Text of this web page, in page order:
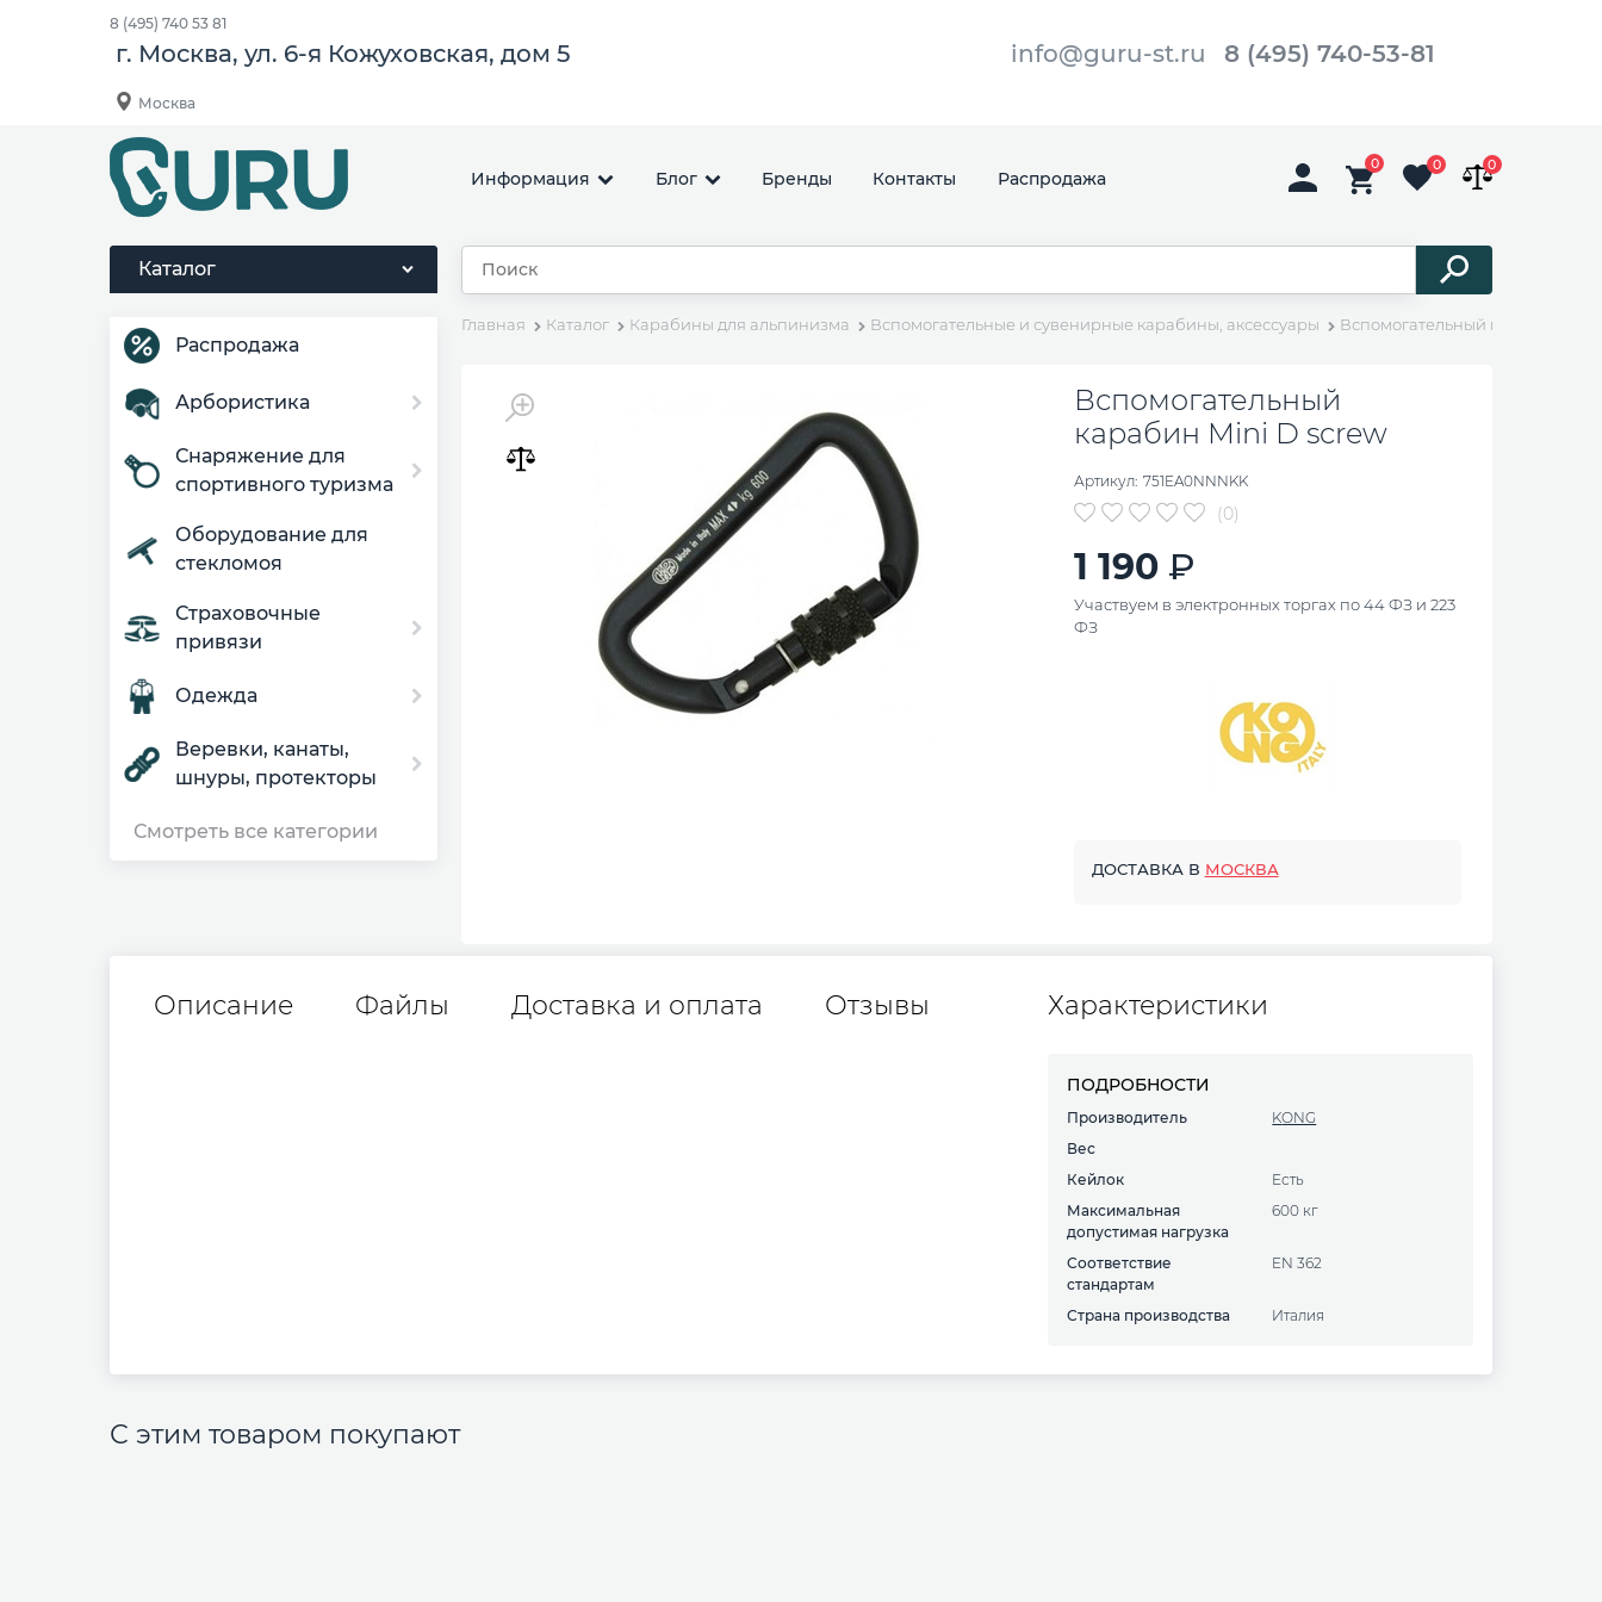
8 (495) 740 53 81
г. Москва, ул. 6-я Кожуховская, дом 5 info@guru-st.ru 8 (495) 740-53-81
Москва
Информация Блог Бренды Контакты Распродажа
0 0 0
Каталог
Распродажа
Арбористика
Снаряжение для
спортивного туризма
Оборудование для
стекломоя
Страховочные
привязи
Одежда
Веревки, канаты,
шнуры, протекторы
Смотреть все категории
Главная Каталог Карабины для альпинизма Вспомогательные и сувенирные карабины, аксессуары Вспомогательный карабин Mini
Вспомогательный
карабин Mini D screw
Артикул: 751EA0NNNKK
(0)
1 190
Участвуем в электронных торгах по 44 ФЗ и 223
ФЗ
ДОСТАВКА В МОСКВА
Описание Файлы Доставка и оплата Отзывы Характеристики
ПОДРОБНОСТИ
Производитель
KONG
Вес
Кейлок
есть
Максимальная
допустимая нагрузка
600 кг
Соответствие
стандартам
EN 362
Страна производства Италия
С этим товаром покупают